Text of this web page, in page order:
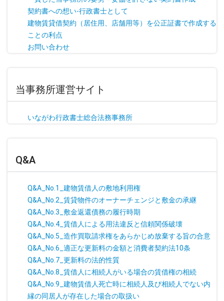
契約書への想い-行政書士として
建物賃貸借契約（居住用、店舗用等）を公正証書で作成する
ことの利点
お問い合わせ
当事務所運営サイト
いながわ行政書士総合法務事務所
Q&A
Q&A_No.1_建物賃借人の敷地利用権
Q&A_No.2_賃貸物件のオーナーチェンジと敷金の承継
Q&A_No.3_敷金返還債務の履行時期
Q&A_No.4_賃借人による用法違反と信頼関係破壊
Q&A_No.5_造作買取請求権をあらかじめ放棄する旨の合意
Q&A_No.6_適正な更新料の金額と消費者契約法10条
Q&A_No.7_更新料の法的性質
Q&A_No.8_賃借人に相続人がいる場合の賃借権の相続
Q&A_No.9_建物賃借人死亡時に相続人及び相続人でない内
縁の同居人が存在した場合の取扱い